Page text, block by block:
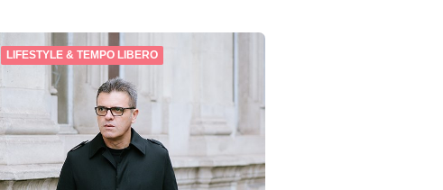
LIFESTYLE & TEMPO LIBERO